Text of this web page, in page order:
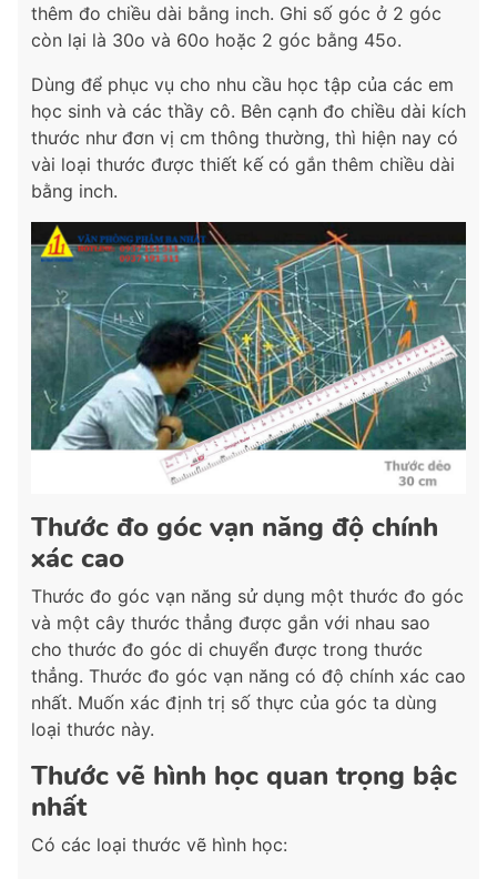
thêm đo chiều dài bằng inch. Ghi số góc ở 2 góc
còn lại là 30o và 60o hoặc 2 góc bằng 45o.
Dùng để phục vụ cho nhu cầu học tập của các em
học sinh và các thầy cô. Bên cạnh đo chiều dài kích
thước như đơn vị cm thông thường, thì hiện nay có
vài loại thước được thiết kế có gắn thêm chiều dài
bằng inch.
Thước đo góc vạn năng độ chính
xác cao
Thước đo góc vạn năng sử dụng một thước đo góc
và một cây thước thẳng được gắn với nhau sao
cho thước đo góc di chuyển được trong thước
thẳng. Thước đo góc vạn năng có độ chính xác cao
nhất. Muốn xác định trị số thực của góc ta dùng
loại thước này.
Thước vẽ hình học quan trọng bậc
nhất
Có các loại thước vẽ hình học: